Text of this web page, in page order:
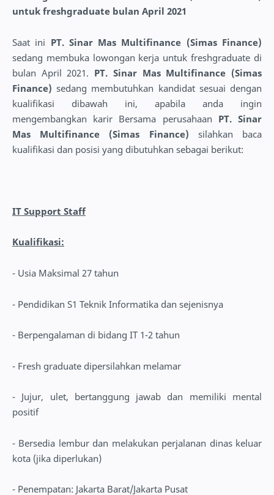
untuk freshgraduate bulan April 2021
Saat ini PT. Sinar Mas Multifinance (Simas Finance)
sedang membuka lowongan kerja untuk freshgraduate di
bulan April 2021. PT. Sinar Mas Multifinance (Simas
Finance)sedang membutuhkan kandidat sesuai dengan
kualifikasi dibawah ini, apabila anda ingin
mengembangkan karir Bersama perusahaan PT. Sinar
Mas Multifinance (Simas Finance) silahkan baca
kualifikasi dan posisi yang dibutuhkan sebagai berikut:
IT Support Staff
Kualifikasi:
- Usia Maksimal 27 tahun
- Pendidikan S1 Teknik Informatika dan sejenisnya
- Berpengalaman di bidang IT 1-2 tahun
- Fresh graduate dipersilahkan melamar
- Jujur, ulet, bertanggung jawab dan memiliki mental
positif
- Bersedia lembur dan melakukan perjalanan dinas keluar
kota (jika diperlukan)
- Penempatan: Jakarta Barat/Jakarta Pusat